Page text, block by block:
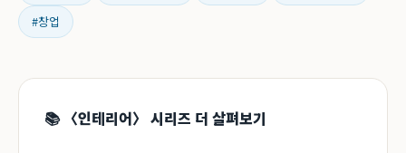
#창업
📚 〈인테리어〉 시리즈 더 살펴보기